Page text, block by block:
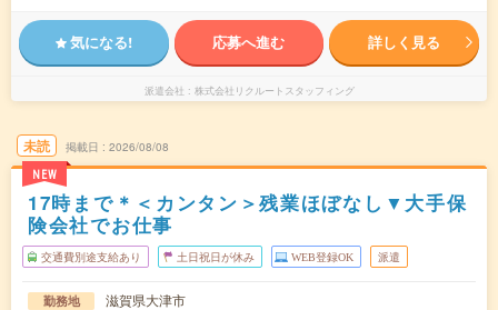
気になる! 応募へ進む 詳しく見る
派遣会社 株式会社リクルートスタッフィング
未読
NEW
掲載日 2026/08/08
17時まで＊＜カンタン＞残業ほぼなし▼大手保
険会社でお仕事
交通費別途支給あり 土日祝日が休み WEB登録OK 派遣
勤務地
滋賀県大津市